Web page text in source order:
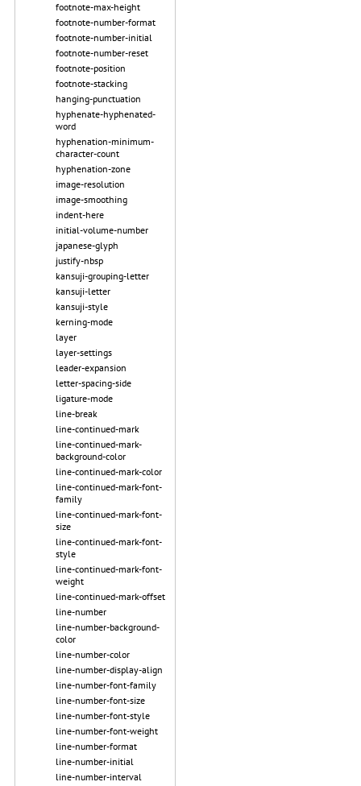
footnote-max-height
footnote-number-format
footnote-number-initial
footnote-number-reset
footnote-position
footnote-stacking
hanging-punctuation
hyphenate-hyphenated-
word
hyphenation-minimum-
character-count
hyphenation-zone
image-resolution
image-smoothing
indent-here
initial-volume-number
japanese-glyph
justify-nbsp
kansuji-grouping-letter
kansuji-letter
kansuji-style
kerning-mode
layer
layer-settings
leader-expansion
letter-spacing-side
ligature-mode
line-break
line-continued-mark
line-continued-mark-
background-color
line-continued-mark-color
line-continued-mark-font-
family
line-continued-mark-font-
size
line-continued-mark-font-
style
line-continued-mark-font-
weight
line-continued-mark-offset
line-number
line-number-background-
color
line-number-color
line-number-display-align
line-number-font-family
line-number-font-size
line-number-font-style
line-number-font-weight
line-number-format
line-number-initial
line-number-interval